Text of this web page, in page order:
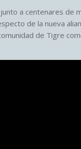
a centenares de
de la nueva
de Tigre